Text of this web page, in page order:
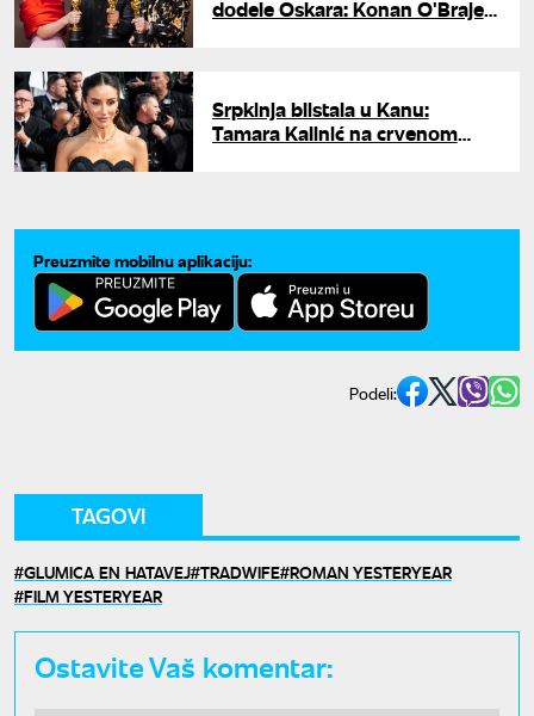
dodele Oskara: Konan O'Brajen
Srpkinja blistala u Kanu:
Tamara Kalinić na crvenom
Preuzmite mobilnu aplikaciju:
Podeli:
TAGOVI
GLUMICA EN HATAVEJ TRADWIFE ROMAN YESTERYEAR
FILM YESTERYEAR
Ostavite Vaš komentar: